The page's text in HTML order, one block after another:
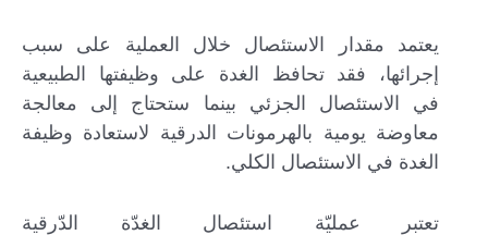
يعتمد مقدار الاستئصال خلال العملية على سبب
إجرائها، فقد تحافظ الغدة على وظيفتها الطبيعية
في الاستئصال الجزئي بينما ستحتاج إلى معالجة
معاوضة يومية بالهرمونات الدرقية لاستعادة وظيفة
الغدة في الاستئصال الكلي.
تعتبر عمليّة استئصال الغدّة الدّرقية